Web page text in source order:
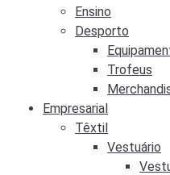
Ensino
Desporto
Trofeus
Empresarial
Têxtil
Vestuário